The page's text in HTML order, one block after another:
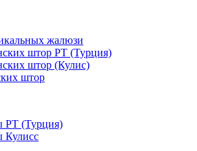
жалюзи
штор РТ (Турция)
штор (Кулис)
штор
РТ (Турция)
Кулисс